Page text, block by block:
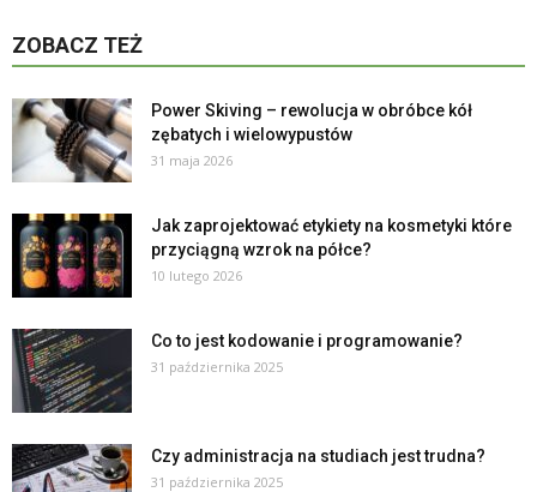
ZOBACZ TEŻ
Power Skiving – rewolucja w obróbce kół
zębatych i wielowypustów
31 maja 2026
Jak zaprojektować etykiety na kosmetyki które
przyciągną wzrok na półce?
10 lutego 2026
Co to jest kodowanie i programowanie?
31 października 2025
Czy administracja na studiach jest trudna?
31 października 2025